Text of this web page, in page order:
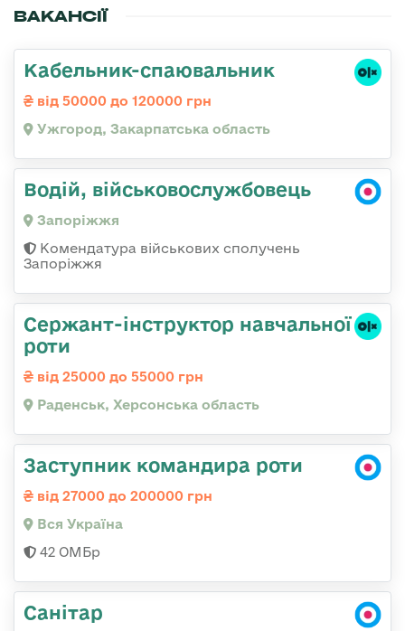
ВАКАНСІЇ
Кабельник-спаювальник
від 50000 до 120000 грн
Ужгород, Закарпатська область
Водій, військовослужбовець
Запоріжжя
Комендатура військових сполучень
Запоріжжя
Сержант-інструктор навчальної
роти
від 25000 до 55000 грн
Раденськ, Херсонська область
Заступник командира роти
від 27000 до 200000 грн
Вся Україна
42 ОМБр
Санітар